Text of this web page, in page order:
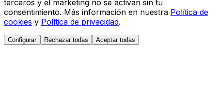
terceros y el marketing no se activan sin tu
consentimiento. Más información en nuestra Política de
cookies y Política de privacidad.
Configurar Rechazar todas Aceptar todas